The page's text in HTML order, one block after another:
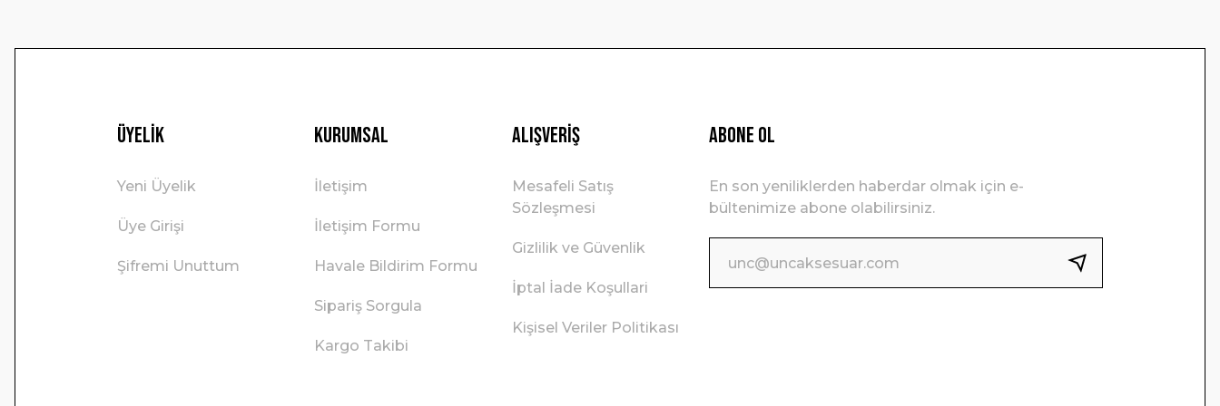
Üyelik
Yeni Üyelik
Üye Girişi
Şifremi Unuttum
Kurumsal
İletişim
İletişim Formu
Havale Bildirim Formu
Sipariş Sorgula
Kargo Takibi
Alışveriş
Mesafeli Satış
Sözleşmesi
Gizlilik ve Güvenlik
İptal İade Koşullari
Kişisel Veriler Politikası
ABONE OL
En son yeniliklerden haberdar olmak için e-
bültenimize abone olabilirsiniz.